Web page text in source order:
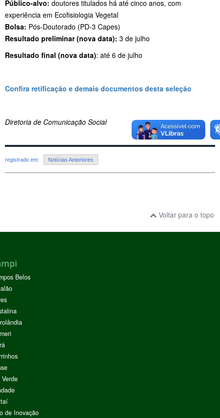
Público-alvo: doutores titulados há até cinco anos, com
experiência em Ecofisiologia Vegetal
Bolsa: Pós-Doutorado (PD-3 Capes)
Resultado preliminar (nova data): 3 de julho
Resultado final (nova data): até 6 de julho
Confira retificação e demais documentos desta seleção
Diretoria de Comunicação Social
registrado em: Notícias Anteriores
Voltar para o topo
Belos
de Inovação